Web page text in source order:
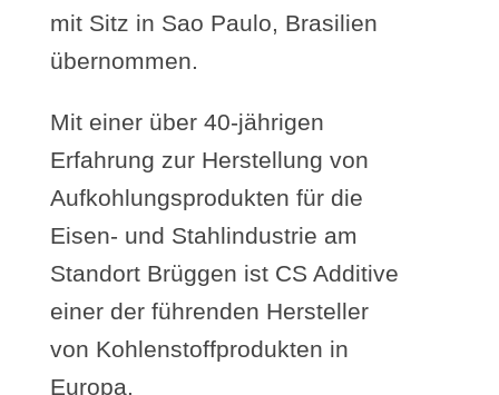
mit Sitz in Sao Paulo, Brasilien
übernommen.
Mit einer über 40-jährigen
Erfahrung zur Herstellung von
Aufkohlungsprodukten für die
Eisen- und Stahlindustrie am
Standort Brüggen ist CS Additive
einer der führenden Hersteller
von Kohlenstoffprodukten in
Europa.